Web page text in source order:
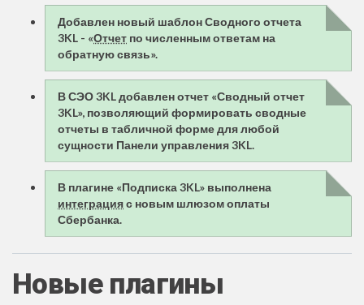
Добавлен новый шаблон Сводного отчета
3KL - «Отчет по численным ответам на
обратную связь‎».
В СЭО 3KL добавлен отчет «Сводный отчет
3KL», позволяющий формировать сводные
отчеты в табличной форме для любой
сущности Панели управления 3KL.
В плагине «Подписка 3KL» выполнена
интеграцияс новым шлюзом оплаты
Сбербанка.
Новые плагины